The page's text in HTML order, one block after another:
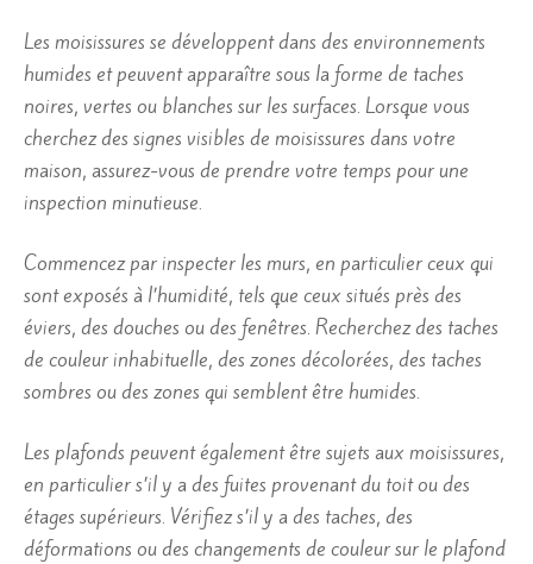
Les moisissures se développent dans des environnements
humides et peuvent apparaître sous la forme de taches
noires, vertes ou blanches sur les surfaces. Lorsque vous
cherchez des signes visibles de moisissures dans votre
maison, assurez-vous de prendre votre temps pour une
inspection minutieuse.
Commencez par inspecter les murs, en particulier ceux qui
sont exposés à l’humidité, tels que ceux situés près des
éviers, des douches ou des fenêtres. Recherchez des taches
de couleur inhabituelle, des zones décolorées, des taches
sombres ou des zones qui semblent être humides.
Les plafonds peuvent également être sujets aux moisissures,
en particulier s’il y a des fuites provenant du toit ou des
étages supérieurs. Vérifiez s’il y a des taches, des
déformations ou des changements de couleur sur le plafond